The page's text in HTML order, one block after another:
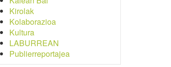
Kirolak
Kolaborazioa
Kultura
LABURREAN
Publierreportajea